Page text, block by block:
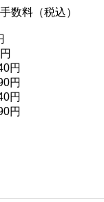
料（税込）
円
円
円
円